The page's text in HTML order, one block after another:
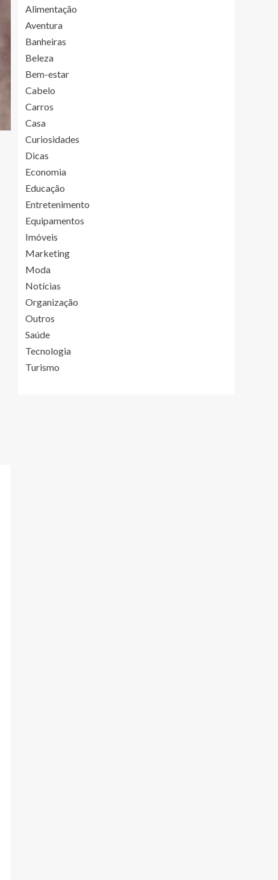
Alimentação
Aventura
Banheiras
Beleza
Bem-estar
Cabelo
Carros
Casa
Curiosidades
Dicas
Economia
Educação
Entretenimento
Equipamentos
Imóveis
Marketing
Moda
Notícias
Organização
Outros
Saúde
Tecnologia
Turismo